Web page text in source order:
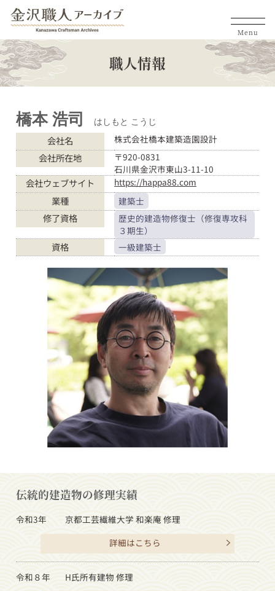
Menu
職人情報
橋本 浩司 はしもと こうじ
会社名 株式会社橋本建築造園設計
会社所在地
〒920-0831
石川県金沢市東山3-11-10
会社ウェブサイト https://happa88.com
業種 建築士
修了資格
歴史的建造物修復士（修復専攻科
３期生）
資格 一級建築士
伝統的建造物の修理実績
令和3年
京都工芸繊維大学 和楽庵 修理
詳細はこちら
令和８年
H氏所有建物 修理